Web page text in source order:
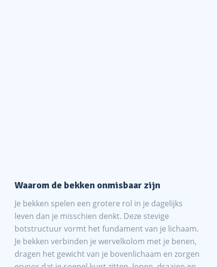
Waarom de bekken onmisbaar zijn
Je bekken spelen een grotere rol in je dagelijks
leven dan je misschien denkt. Deze stevige
botstructuur vormt het fundament van je lichaam.
Je bekken verbinden je wervelkolom met je benen,
dragen het gewicht van je bovenlichaam en zorgen